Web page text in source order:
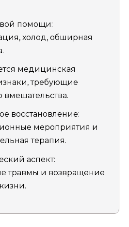
помощи:
холод, обширная
медицинская
требующие
вмешательства.
восстановление:
мероприятия и
терапия.
аспект:
травмы и возвращение